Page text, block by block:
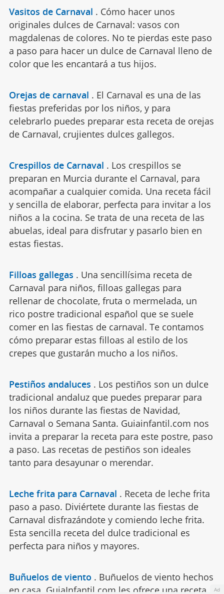
Vasitos de Carnaval . Cómo hacer unos
originales dulces de Carnaval: vasos con
magdalenas de colores. No te pierdas este paso
a paso para hacer un dulce de Carnaval lleno de
color que les encantará a tus hijos.
Orejas de carnaval . El Carnaval es una de las
fiestas preferidas por los niños, y para
celebrarlo puedes preparar esta receta de orejas
de Carnaval, crujientes dulces gallegos.
Crespillos de Carnaval . Los crespillos se
preparan en Murcia durante el Carnaval, para
acompañar a cualquier comida. Una receta fácil
y sencilla de elaborar, perfecta para invitar a los
niños a la cocina. Se trata de una receta de las
abuelas, ideal para disfrutar y pasarlo bien en
estas fiestas.
Filloas gallegas . Una sencillísima receta de
Carnaval para niños, filloas gallegas para
rellenar de chocolate, fruta o mermelada, un
rico postre tradicional español que se suele
comer en las fiestas de carnaval. Te contamos
cómo preparar estas filloas al estilo de los
crepes que gustarán mucho a los niños.
Pestiños andaluces . Los pestiños son un dulce
tradicional andaluz que puedes preparar para
los niños durante las fiestas de Navidad,
Carnaval o Semana Santa. Guiainfantil.com nos
invita a preparar la receta para este postre, paso
a paso. Las recetas de pestiños son ideales
tanto para desayunar o merendar.
Leche frita para Carnaval . Receta de leche frita
paso a paso. Diviértete durante las fiestas de
Carnaval disfrazándote y comiendo leche frita.
Esta sencilla receta del dulce tradicional es
perfecta para niños y mayores.
Buñuelos de viento . Buñuelos de viento hechos
en casa. GuiaInfantil.com les ofrece una receta
Ad